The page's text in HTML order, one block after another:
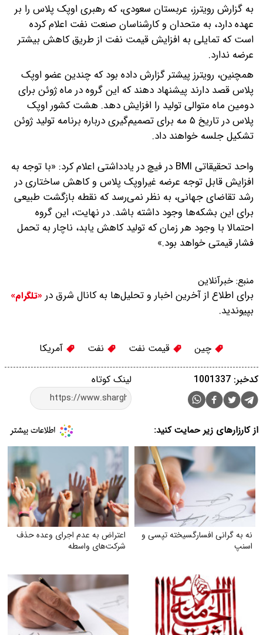
به گزارش رویترز، عربستان سعودی، که رهبری اوپک پلاس را بر
عهده دارد، به متحدان و کارشناسان صنعت نفت اعلام کرده
است که تمایلی به افزایش قیمت نفت از طریق کاهش بیشتر
عرضه ندارد.
همچنین، رویترز پیشتر گزارش داده بود که چندین عضو اوپک
پلاس قصد دارند پیشنهاد دهند که این گروه در ماه ژوئن برای
دومین ماه متوالی تولید را افزایش دهد. هشت کشور اوپک
پلاس در تاریخ ۵ مه برای تصمیم‌گیری درباره برنامه تولید ژوئن
تشکیل جلسه خواهند داد.
واحد تحقیقاتی BMI در فیچ در یادداشتی اعلام کرد: «با توجه به
افزایش قابل توجه عرضه غیراوپک پلاس و کاهش ساختاری در
رشد تقاضای جهانی، به نظر نمی‌رسد که نقطه بازگشت طبیعی
برای این بشکه‌ها وجود داشته باشد. در نهایت، این گروه
احتمالا با وجود هر زمان که تولید کاهش یابد، ناچار به تحمل
فشار قیمتی خواهد بود.»
منبع: خبرآنلاین
برای اطلاع از آخرین اخبار و تحلیل‌ها به کانال شرق در «تلگرام»
بپیوندید.
چین قیمت نفت نفت آمریکا
لینک کوتاه کدخبر: 1001337
از کارزارهای زیر حمایت کنید:
نه به گرانی افسارگسیخته تپسی و
اسنپ
اعتراض به عدم اجرای وعده حذف
شرکت‌های واسطه